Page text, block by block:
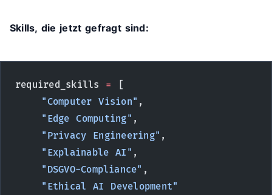
Skills, die jetzt gefragt sind:
required_skills = [
    "Computer Vision"
,
    "Edge Computing"
,
    "Privacy Engineering"
,
    "Explainable AI"
,
    "DSGVO-Compliance"
,
    "Ethical AI Development"